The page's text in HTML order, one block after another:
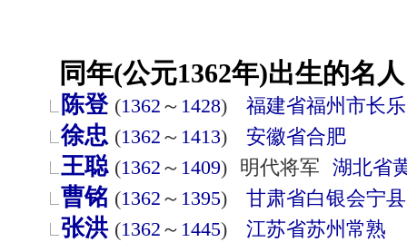
同年(公元1362年)出生的名
陈登 (1362 ～ 1428) 福建省福州市长乐
徐忠 (1362 ～ 1413) 安徽省合肥
王聪 (1362 ～ 1409) 明代将军 湖北省
曹铭 (1362 ～ 1395) 甘肃省白银会宁县
张洪 (1362 ～ 1445) 江苏省苏州 常熟